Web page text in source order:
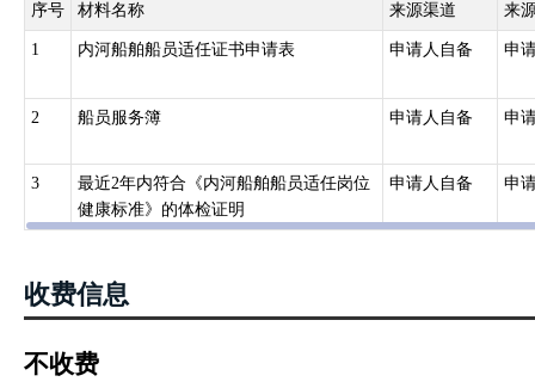
序号 材料名称 来源渠道 来
1 内河船舶船员适任证书申请表 申请人自备 申
2 船员服务簿 申请人自备 申
3
最近2年内符合《内河船舶船员适任岗位
健康标准》的体检证明
申请人自备 申
收费信息
不收费